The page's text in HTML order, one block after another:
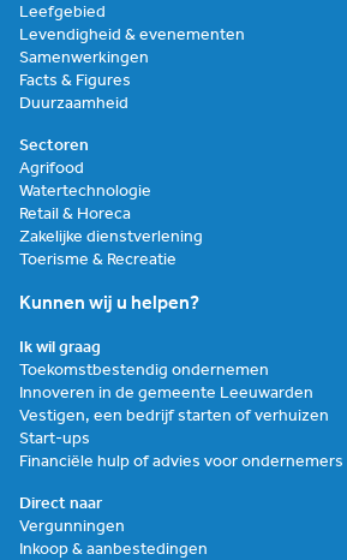
Leefgebied
Levendigheid & evenementen
Samenwerkingen
Facts & Figures
Duurzaamheid
Sectoren
Agrifood
Watertechnologie
Retail & Horeca
Zakelijke dienstverlening
Toerisme & Recreatie
Kunnen wij u helpen?
Ik wil graag
Toekomstbestendig ondernemen
Innoveren in de gemeente Leeuwarden
Vestigen, een bedrijf starten of verhuizen
Start-ups
Financiële hulp of advies voor ondernemers
Direct naar
Vergunningen
Inkoop & aanbestedingen